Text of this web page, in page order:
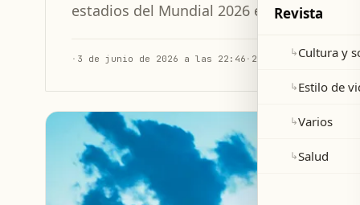
estadios del Mundial 2026 en Estados
· 3 de junio de 2026 a las 22:46 · 2 min de lectura
Revista
↳Cultura y
↳Estilo de
↳Varios
↳Salud